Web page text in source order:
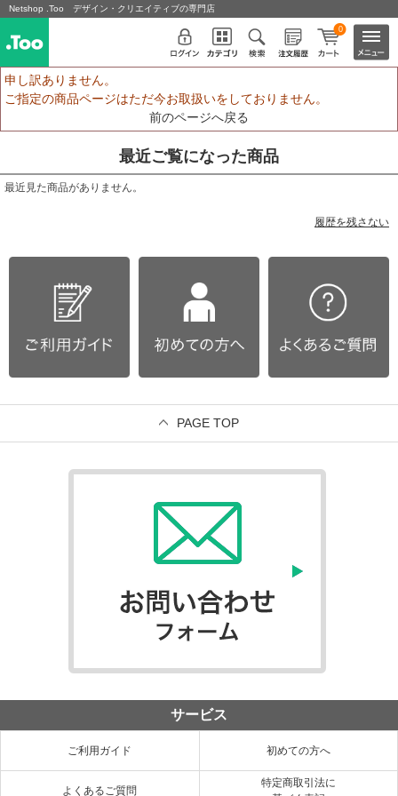
Netshop .Too デザイン・クリエイティブの専門店
0
申し訳ありません。
ご指定の商品ページはただ今お取扱いをしておりません。
前のページへ戻る
最近ご覧になった商品
最近見た商品がありません。
履歴を残さない
PAGE TOP
サービス
ご利用ガイド 初めての方へ
よくあるご質問
特定商取引法に